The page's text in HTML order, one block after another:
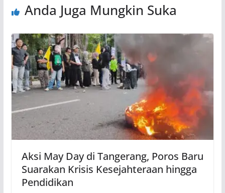
Anda Juga Mungkin Suka
Aksi May Day di Tangerang, Poros Baru
Suarakan Krisis Kesejahteraan hingga
Pendidikan